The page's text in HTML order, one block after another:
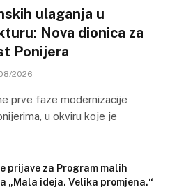
ulaganja u
Nova dionica za
Ponijera
2026
prve faze modernizacije
u okviru koje je
prijave za Program malih
„Mala ideja. Velika promjena.“